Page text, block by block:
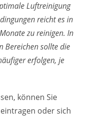
Luftreinigung
reicht es in
zu reinigen. In
Bereichen sollte die
erfolgen, je
können Sie
oder sich